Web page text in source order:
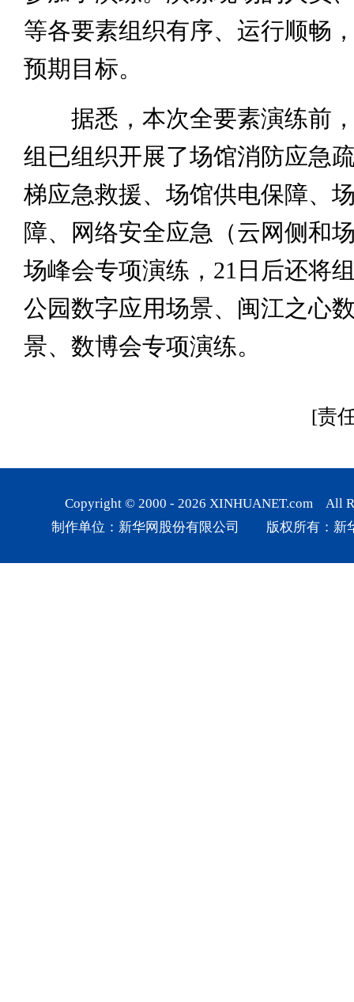
等各要素组织有序、运行顺畅
预期目标。
据悉，本次全要素演练前，
组已组织开展了场馆消防应急
梯应急救援、场馆供电保障、
障、网络安全应急（云网侧和
场峰会专项演练，21日后还将
公园数字应用场景、闽江之心
景、数博会专项演练。
[责
Copyright © 2000 - 2026 XINHUANET.com All
制作单位：新华网股份有限公司 版权所有：新